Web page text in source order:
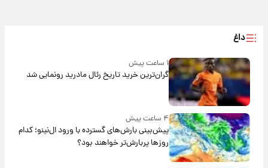
داغ
۱ ساعت پیش
گران‌ترین خرید تاریخ رئال مادرید رونمایی شد
۴ ساعت پیش
پیش‌بینی بارش‌های گسترده با ورود ال‌نینو؛ کدام
روزها پربارش‌تر خواهند بود؟